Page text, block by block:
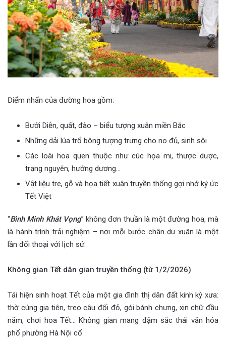
Điểm nhấn của đường hoa gồm:
Bưởi Diễn, quất, đào – biểu tượng xuân miền Bắc
Những dải lúa trổ bông tượng trưng cho no đủ, sinh sôi
Các loài hoa quen thuộc như cúc họa mi, thược dược,
trạng nguyên, hướng dương…
Vật liệu tre, gỗ và họa tiết xuân truyền thống gợi nhớ ký ức
Tết Việt
“Bình Minh Khát Vọng” không đơn thuần là một đường hoa, mà
là hành trình trải nghiệm – nơi mỗi bước chân du xuân là một
lần đối thoại với lịch sử.
Không gian Tết dân gian truyền thống (từ 1/2/2026)
Tái hiện sinh hoạt Tết của một gia đình thị dân đất kinh kỳ xưa:
thờ cúng gia tiên, treo câu đối đỏ, gói bánh chưng, xin chữ đầu
năm, chơi hoa Tết… Không gian mang đậm sắc thái văn hóa
phố phường Hà Nội cổ.